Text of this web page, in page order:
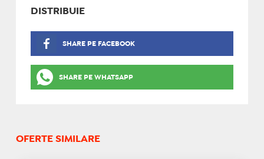
DISTRIBUIE
SHARE PE FACEBOOK
SHARE PE WHATSAPP
OFERTE SIMILARE